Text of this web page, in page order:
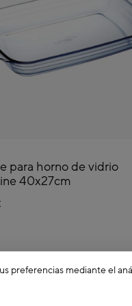
para horno de vidrio
40x27cm
preferencias mediante el